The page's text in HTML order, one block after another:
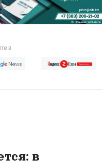
в
в